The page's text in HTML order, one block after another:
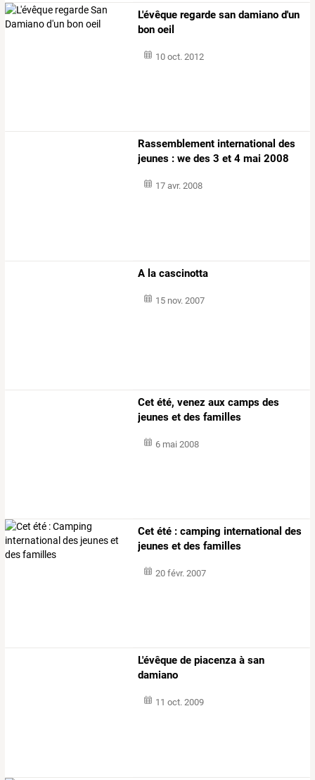
L'évêque regarde san damiano d'un
bon oeil
10 oct. 2012
Rassemblement international des
jeunes : we des 3 et 4 mai 2008
17 avr. 2008
A la cascinotta
15 nov. 2007
Cet été, venez aux camps des
jeunes et des familles
6 mai 2008
Cet été : camping international des
jeunes et des familles
20 févr. 2007
L'évêque de piacenza à san
damiano
11 oct. 2009